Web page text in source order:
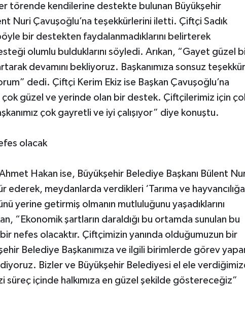
törende kendilerine destekte bulunan Büyükşehir
Nuri Çavuşoğlu’na teşekkürlerini iletti. Çiftçi Sadık
bir destekten faydalanmadıklarını belirterek
olumlu bulduklarını söyledi. Arıkan, “Gayet güzel
devamını bekliyoruz. Başkanımıza sonsuz teşekkür
dedi. Çiftçi Kerim Ekiz ise Başkan Çavuşoğlu’na
güzel ve yerinde olan bir destek. Çiftçilerimiz için
çok gayretli ve iyi çalışıyor” diye konuştu.
olacak
Hakan ise, Büyükşehir Belediye Başkanı Bülent
ederek, meydanlarda verdikleri ‘Tarıma ve hayvancılığa
yerine getirmiş olmanın mutluluğunu yaşadıklarını
“Ekonomik şartların daraldığı bu ortamda sunulan bu
nefes olacaktır. Çiftçimizin yanında olduğumuzun bir
Belediye Başkanımıza ve ilgili birimlerde görev
Bizler ve Büyükşehir Belediyesi el ele
süreç içinde halkımıza en güzel şekilde göstereceğiz”